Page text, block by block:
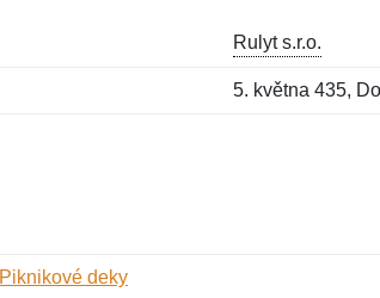
Rulyt s.r.o.
5. května 435,
Piknikové deky